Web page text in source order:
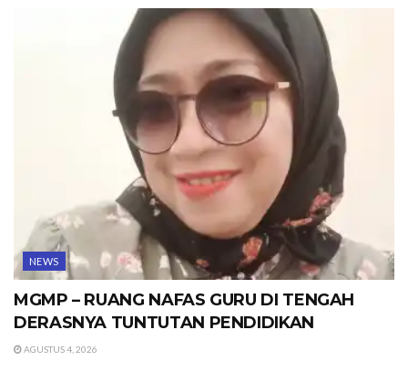
NEWS
MGMP – RUANG NAFAS GURU DI TENGAH
DERASNYA TUNTUTAN PENDIDIKAN
AGUSTUS 4, 2026